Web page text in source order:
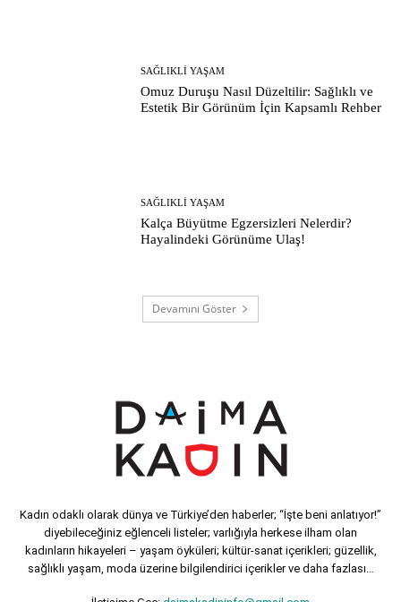
SAĞLIKLI YAŞAM
Omuz Duruşu Nasıl Düzeltilir: Sağlıklı ve
Estetik Bir Görünüm İçin Kapsamlı Rehber
SAĞLIKLI YAŞAM
Kalça Büyütme Egzersizleri Nelerdir?
Hayalindeki Görünüme Ulaş!
Devamını Göster
Kadın odaklı olarak dünya ve Türkiye’den haberler; “İşte beni anlatıyor!”
diyebileceğiniz eğlenceli listeler; varlığıyla herkese ilham olan
kadınların hikayeleri – yaşam öyküleri; kültür-sanat içerikleri; güzellik,
sağlıklı yaşam, moda üzerine bilgilendirici içerikler ve daha fazlası…